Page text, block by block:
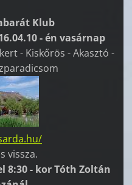
Klub
- én vasárnap
- Kiskőrös - Akasztó -
vissza.
8:30 - kor Tóth Zoltán